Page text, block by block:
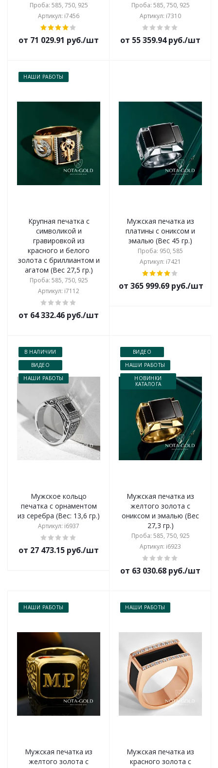
Проба: 585, 750, 925
Артикул: i7456
от 71 029.91 руб./шт
Проба: 585, 750, 925
Артикул: i7310
от 55 359.94 руб./шт
НАШИ РАБОТЫ
Крупная печатка с
символикой и
гравировкой из
красного и белого
золота с бриллиантом и
агатом (Вес 27,5 гр.)
Проба: 585, 750, 925
Артикул: i7112
от 64 332.46 руб./шт
Мужская печатка из
платины с ониксом и
эмалью (Вес 45 гр.)
Проба: 950, 585
Артикул: i7421
от 365 999.69 руб./шт
В НАЛИЧИИ
ВИДЕО
НАШИ РАБОТЫ
Мужское кольцо
печатка с орнаментом
из серебра (Вес: 13,6 гр.)
Артикул: i6937
от 27 473.15 руб./шт
ВИДЕО
НАШИ РАБОТЫ
НОВИНКИ
КАТАЛОГА
Мужская печатка из
желтого золота с
ониксом и эмалью (Вес
27,3 гр.)
Проба: 585, 750, 925
Артикул: i6923
от 63 030.68 руб./шт
НАШИ РАБОТЫ
Мужская печатка из
желтого золота с
НАШИ РАБОТЫ
Мужская печатка из
красного золота с